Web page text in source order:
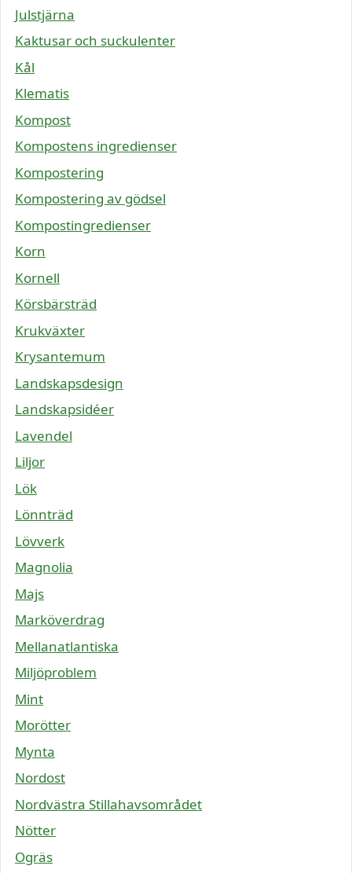
Julstjärna
Kaktusar och suckulenter
Kål
Klematis
Kompost
Kompostens ingredienser
Kompostering
Kompostering av gödsel
Kompostingredienser
Korn
Kornell
Körsbärsträd
Krukväxter
Krysantemum
Landskapsdesign
Landskapsidéer
Lavendel
Liljor
Lök
Lönnträd
Lövverk
Magnolia
Majs
Marköverdrag
Mellanatlantiska
Miljöproblem
Mint
Morötter
Mynta
Nordost
Nordvästra Stillahavsområdet
Nötter
Ogräs